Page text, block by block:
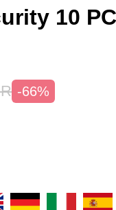
10
-66%